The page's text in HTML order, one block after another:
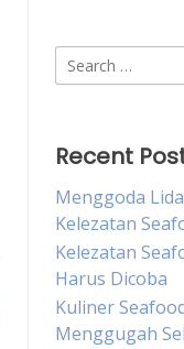
Search
for:
Recent
Menggoda
Kelezatan
Kelezatan
Harus Dicoba
Kuliner
Menggugah